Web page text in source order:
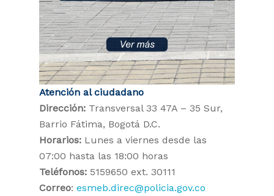
Atención al ciudadano
Dirección: Transversal 33 47A – 35 Sur,
Barrio Fátima, Bogotá D.C.
Horarios: Lunes a viernes desde las
07:00 hasta las 18:00 horas
Teléfonos: 5159650 ext. 30111
Correo: esmeb.direc@policia.gov.co